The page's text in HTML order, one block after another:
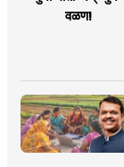
वळण!